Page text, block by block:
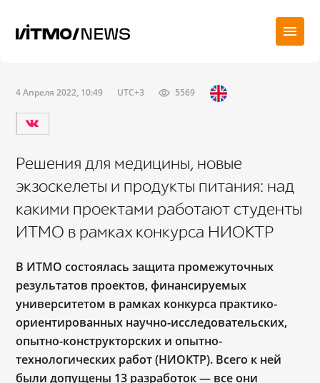
4 Апреля 2022, 10:49 UTC+3 5569
Решения для медицины, новые
экзоскелеты и продукты питания: над
какими проектами работают студенты
ИТМО в рамках конкурса НИОКТР
В ИТМО состоялась защита промежуточных
результатов проектов, финансируемых
университетом в рамках конкурса практико-
ориентированных научно-исследовательских,
опытно-конструкторских и опытно-
технологических работ (НИОКТР). Всего к ней
были допущены 13 разработок — все они